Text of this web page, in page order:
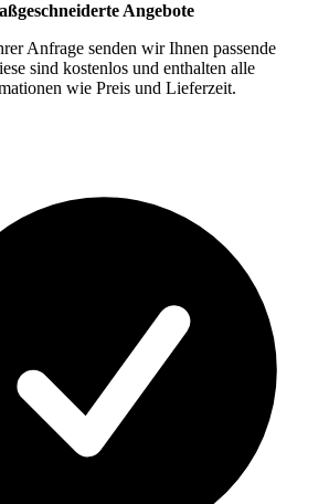
Angebote
Anfrage senden wir Ihnen passende
sind kostenlos und enthalten alle
wie Preis und Lieferzeit.